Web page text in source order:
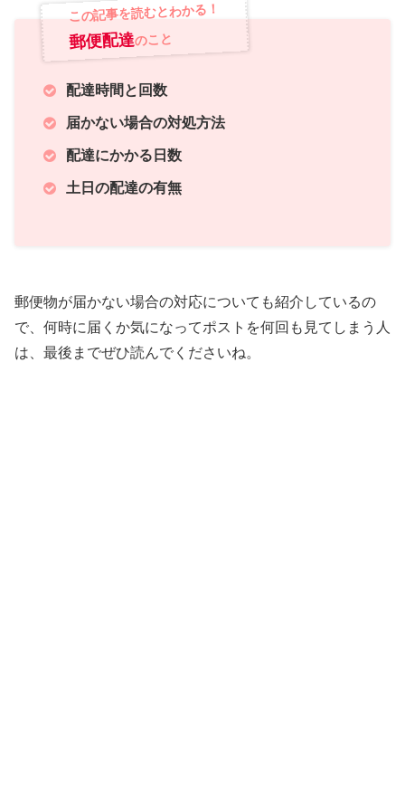
この記事を読むとわかる！
郵便配達のこと
配達時間と回数
届かない場合の対処方法
配達にかかる日数
土日の配達の有無
郵便物が届かない場合の対応についても紹介しているの
で、何時に届くか気になってポストを何回も見てしまう人
は、最後までぜひ読んでくださいね。